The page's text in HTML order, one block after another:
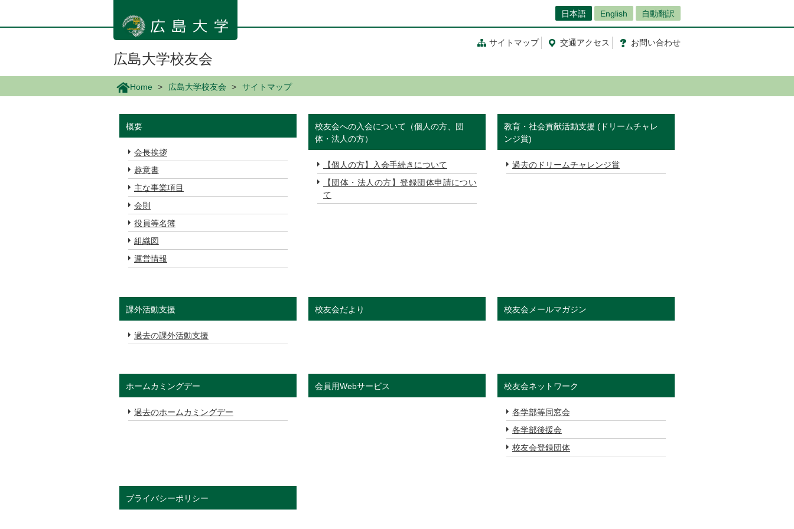
ン
日本語 English 自動翻訳
サイトマップ 交通アクセス お問い合わせ
広島大学校友会
Home 広島大学校友会 サイトマップ
概要
会長挨拶
趣意書
主な事業項目
会則
役員等名簿
組織図
運営情報
校友会への入会について（個人の方、団
体・法人の方）
【個人の方】入会手続きについて
【団体・法人の方】登録団体申請につい
て
教育・社会貢献活動支援 (ドリームチャレ
ンジ賞)
過去のドリームチャレンジ賞
課外活動支援
過去の課外活動支援
校友会だより 校友会メールマガジン
ホームカミングデー
過去のホームカミングデー
会員用Webサービス 校友会ネットワーク
各学部等同窓会
各学部後援会
校友会登録団体
プライバシーポリシー